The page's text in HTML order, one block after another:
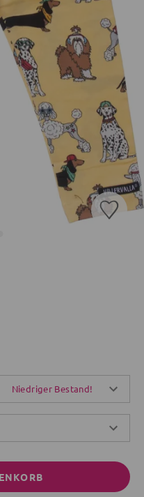
Niedriger Bestand!